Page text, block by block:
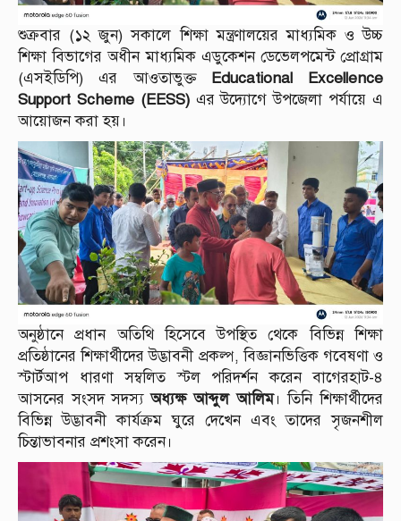
শুক্রবার (১২ জুন) সকালে শিক্ষা মন্ত্রণালয়ের মাধ্যমিক ও উচ্চ
শিক্ষা বিভাগের অধীন মাধ্যমিক এডুকেশন ডেভেলপমেন্ট প্রোগ্রাম
(এসইডিপি) এর আওতাভুক্ত Educational Excellence
Support Scheme (EESS)এর উদ্যোগে উপজেলা পর্যায়ে এ
আয়োজন করা হয়।
অনুষ্ঠানে প্রধান অতিথি হিসেবে উপস্থিত থেকে বিভিন্ন শিক্ষা
প্রতিষ্ঠানের শিক্ষার্থীদের উদ্ভাবনী প্রকল্প, বিজ্ঞানভিত্তিক গবেষণা ও
স্টার্টআপ ধারণা সম্বলিত স্টল পরিদর্শন করেন বাগেরহাট-৪
আসনের সংসদ সদস্যঅধ্যক্ষ আব্দুল আলিম। তিনি শিক্ষার্থীদের
বিভিন্ন উদ্ভাবনী কার্যক্রম ঘুরে দেখেন এবং তাদের সৃজনশীল
চিন্তাভাবনার প্রশংসা করেন।